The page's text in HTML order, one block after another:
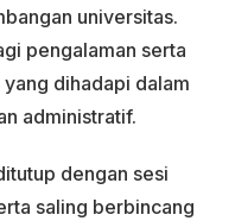
universitas.
pengalaman serta
dihadapi dalam
administratif.
dengan sesi
saling berbincang